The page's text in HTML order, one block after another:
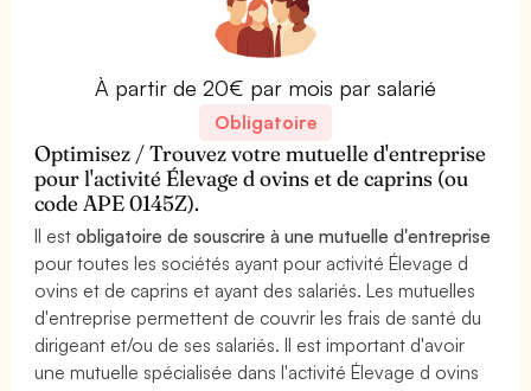
À partir de 20€ par mois par salarié
Obligatoire
Optimisez / Trouvez votre mutuelle d'entreprise
pour l'activité Élevage d ovins et de caprins (ou
code APE 0145Z).
Il estobligatoire de souscrire à une mutuelle d'entreprise
pour toutes les sociétés ayant pour activité Élevage d
ovins et de caprins et ayant des salariés. Les mutuelles
d'entreprise permettent de couvrir les frais de santé du
dirigeant et/ou de ses salariés. Il est important d'avoir
une mutuelle spécialisée dans l'activité Élevage d ovins